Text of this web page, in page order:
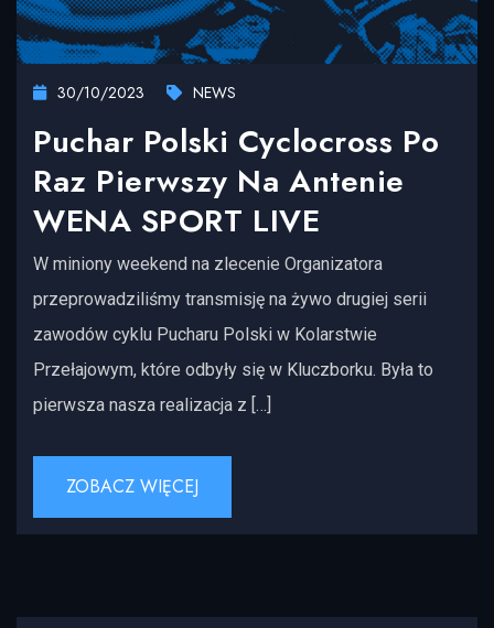
30/10/2023 NEWS
Puchar Polski Cyclocross Po
Raz Pierwszy Na Antenie
WENA SPORT LIVE
W miniony weekend na zlecenie Organizatora
przeprowadziliśmy transmisję na żywo drugiej serii
zawodów cyklu Pucharu Polski w Kolarstwie
Przełajowym, które odbyły się w Kluczborku. Była to
pierwsza nasza realizacja z […]
ZOBACZ WIĘCEJ